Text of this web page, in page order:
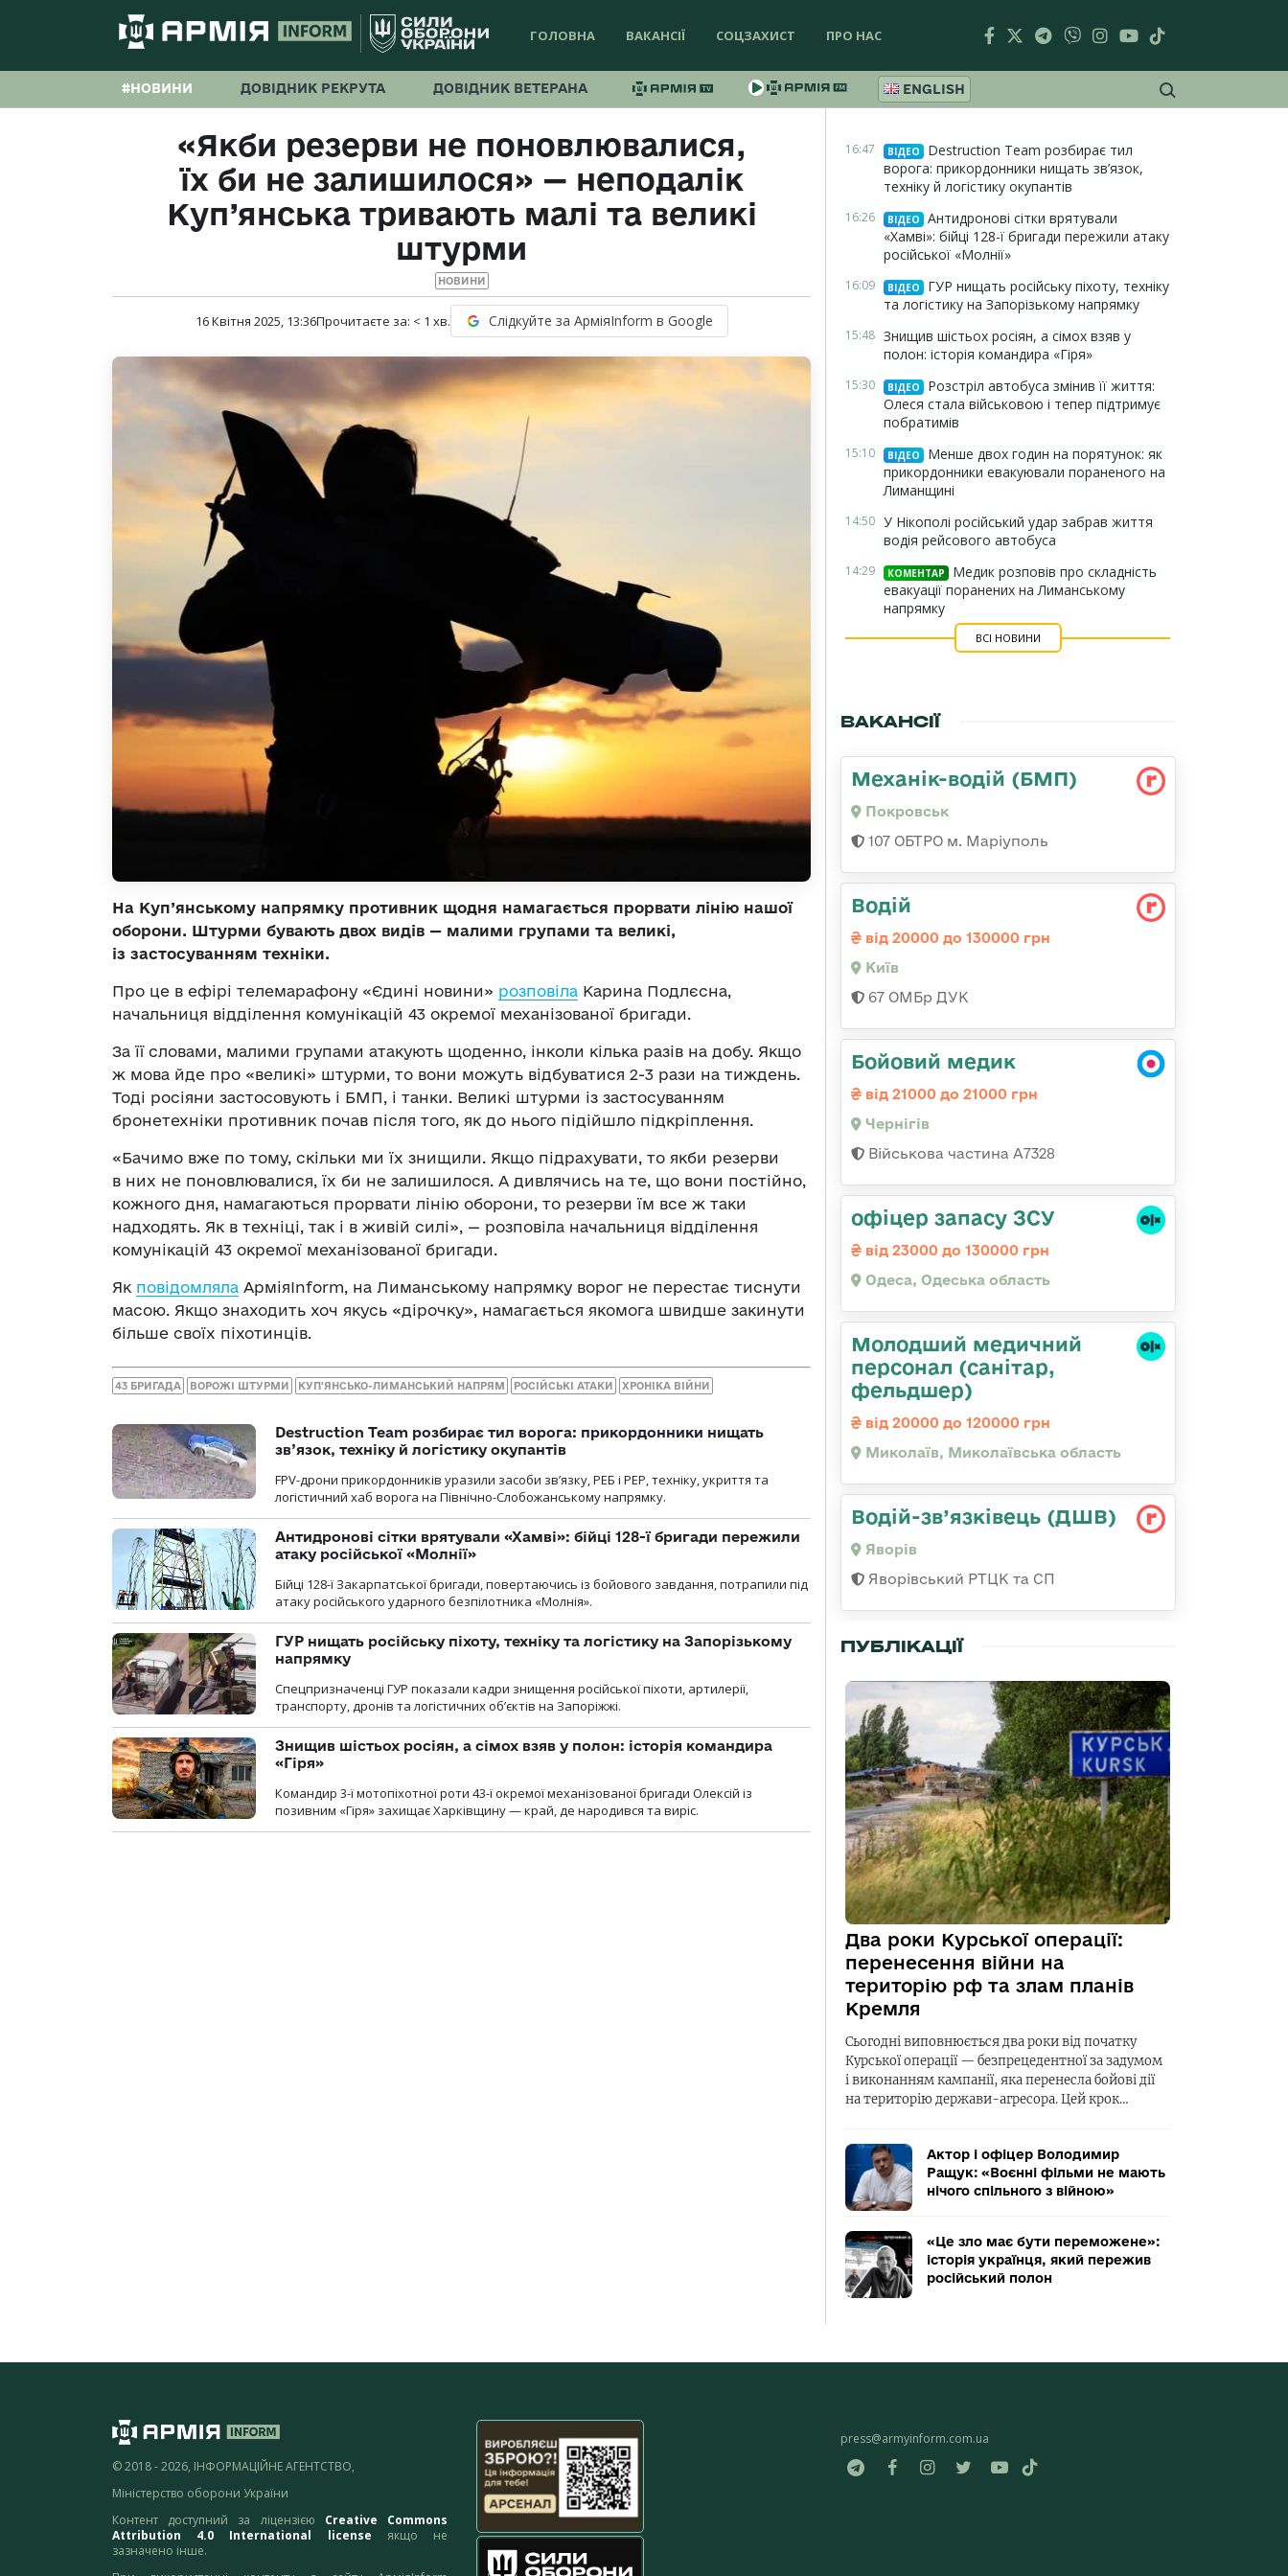
ГОЛОВНА ВАКАНСІЇ СОЦЗАХИСТ ПРО НАС
#НОВИНИ ДОВІДНИК РЕКРУТА ДОВІДНИК ВЕТЕРАНА ENGLISH
«Якби резерви не поновлювалися,
їх би не залишилося» — неподалік
Куп’янська тривають малі та великі
штурми
НОВИНИ
16 Квітня 2025, 13:36Прочитаєте за: < 1 хв. Слідкуйте за АрміяInform в Google
На Куп’янському напрямку противник щодня намагається прорвати лінію нашої
оборони. Штурми бувають двох видів — малими групами та великі,
із застосуванням техніки.
Про це в ефірі телемарафону «Єдині новини» розповіла Карина Подлєсна,
начальниця відділення комунікацій 43 окремої механізованої бригади.
За її словами, малими групами атакують щоденно, інколи кілька разів на добу. Якщо
ж мова йде про «великі» штурми, то вони можуть відбуватися 2-3 рази на тиждень.
Тоді росіяни застосовують і БМП, і танки. Великі штурми із застосуванням
бронетехніки противник почав після того, як до нього підійшло підкріплення.
«Бачимо вже по тому, скільки ми їх знищили. Якщо підрахувати, то якби резерви
в них не поновлювалися, їх би не залишилося. А дивлячись на те, що вони постійно,
кожного дня, намагаються прорвати лінію оборони, то резерви їм все ж таки
надходять. Як в техніці, так і в живій силі», — розповіла начальниця відділення
комунікацій 43 окремої механізованої бригади.
Як повідомляла АрміяInform, на Лиманському напрямку ворог не перестає тиснути
масою. Якщо знаходить хоч якусь «дірочку», намагається якомога швидше закинути
більше своїх піхотинців.
43 БРИГАДА ВОРОЖІ ШТУРМИ КУП'ЯНСЬКО-ЛИМАНСЬКИЙ НАПРЯМ РОСІЙСЬКІ АТАКИ ХРОНІКА ВІЙНИ
Destruction Team розбирає тил ворога: прикордонники нищать
зв’язок, техніку й логістику окупантів
FPV-дрони прикордонників уразили засоби зв’язку, РЕБ і РЕР, техніку, укриття та
логістичний хаб ворога на Північно-Слобожанському напрямку.
Антидронові сітки врятували «Хамві»: бійці 128-ї бригади пережили
атаку російської «Молнії»
Бійці 128-ї Закарпатської бригади, повертаючись із бойового завдання, потрапили під
атаку російського ударного безпілотника «Молнія».
ГУР нищать російську піхоту, техніку та логістику на Запорізькому
напрямку
Спецпризначенці ГУР показали кадри знищення російської піхоти, артилерії,
транспорту, дронів та логістичних об’єктів на Запоріжжі.
Знищив шістьох росіян, а сімох взяв у полон: історія командира
«Гіря»
Командир 3-ї мотопіхотної роти 43-ї окремої механізованої бригади Олексій із
позивним «Гіря» захищає Харківщину — край, де народився та виріс.
16:47 ВІДЕО
Destruction Team розбирає тил
ворога: прикордонники нищать зв’язок,
техніку й логістику окупантів
16:26 ВІДЕО
Антидронові сітки врятували
«Хамві»: бійці 128-ї бригади пережили атаку
російської «Молнії»
16:09 ВІДЕО
ГУР нищать російську піхоту, техніку
та логістику на Запорізькому напрямку
15:48 Знищив шістьох росіян, а сімох взяв у
полон: історія командира «Гіря»
15:30 ВІДЕО
Розстріл автобуса змінив її життя:
Олеся стала військовою і тепер підтримує
побратимів
15:10 ВІДЕО
Менше двох годин на порятунок: як
прикордонники евакуювали пораненого на
Лиманщині
14:50 У Нікополі російський удар забрав життя
водія рейсового автобуса
14:29 КОМЕНТАР
Медик розповів про складність
евакуації поранених на Лиманському
напрямку
ВСІ НОВИНИ
ВАКАНСІЇ
Механік-водій (БМП)
Покровськ
107 ОБТРО м. Маріуполь
Водій
від 20000 до 130000 грн
Київ
67 ОМБр ДУК
Бойовий медик
від 21000 до 21000 грн
Чернігів
Військова частина А7328
офіцер запасу ЗСУ
від 23000 до 130000 грн
Одеса, Одеська область
Молодший медичний
персонал (санітар,
фельдшер)
від 20000 до 120000 грн
Миколаїв, Миколаївська область
Водій-зв’язківець (ДШВ)
Яворів
Яворівський РТЦК та СП
ПУБЛІКАЦІЇ
Два роки Курської операції:
перенесення війни на
територію рф та злам планів
Кремля
Сьогодні виповнюється два роки від початку
Курської операції — безпрецедентної за задумом
і виконанням кампанії, яка перенесла бойові дії
на територію держави-агресора. Цей крок…
Актор і офіцер Володимир
Ращук: «Воєнні фільми не мають
нічого спільного з війною»
«Це зло має бути переможене»:
історія українця, який пережив
російський полон
© 2018 - 2026, ІНФОРМАЦІЙНЕ АГЕНТСТВО,
Міністерство оборони України
Контент доступний за ліцензією Creative Commons
Attribution 4.0 International license якщо не
зазначено інше.
press@armyinform.com.ua